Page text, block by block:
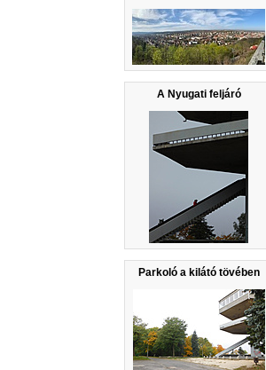
A Nyugati feljáró
Parkoló a kilátó tövében